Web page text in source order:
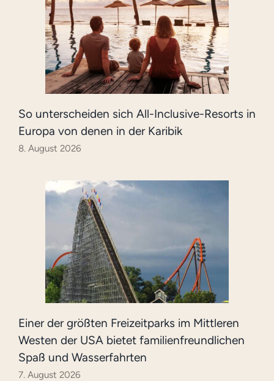
So unterscheiden sich All-Inclusive-Resorts in
Europa von denen in der Karibik
8. August 2026
Einer der größten Freizeitparks im Mittleren
Westen der USA bietet familienfreundlichen
Spaß und Wasserfahrten
7. August 2026